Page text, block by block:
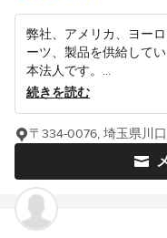
弊社、アメリカ、ヨー
ーツ、製品を供給してい
本法人です。...
続きを読む
〒334-0076, 埼玉県川口